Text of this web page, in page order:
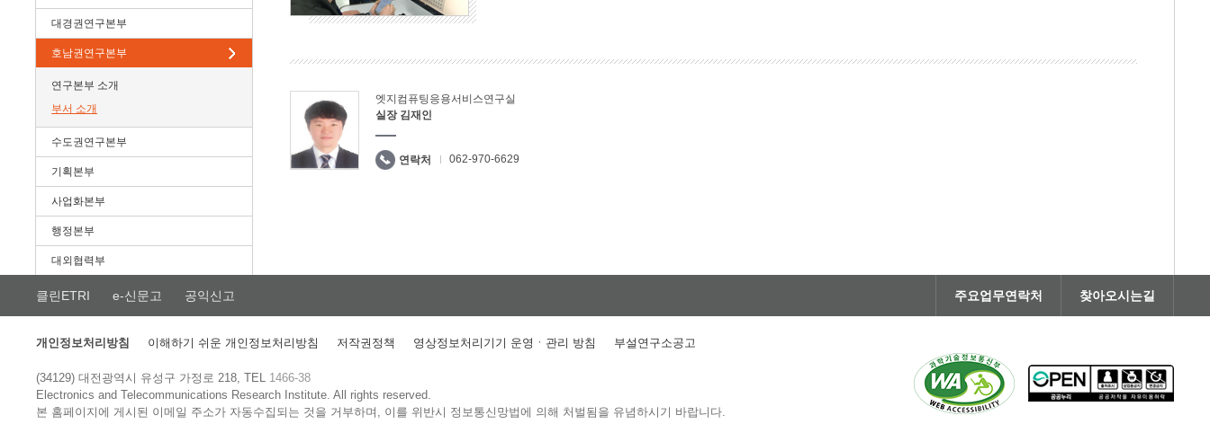
대경권연구본부
호남권연구본부
연구본부 소개
부서 소개
수도권연구본부
기획본부
사업화본부
행정본부
대외협력부
엣지컴퓨팅응용서비스연구실
실장 김재인
연락처 062-970-6629
클린ETRI e-신문고 공익신고 주요업무연락처 찾아오시는길
개인정보처리방침 이해하기 쉬운 개인정보처리방침 저작권정책 영상정보처리기기 운영ㆍ관리 방침 부설연구소공고
(34129) 대전광역시 유성구 가정로 218, TEL 1466-38
Electronics and Telecommunications Research Institute.All rights reserved.
본 홈페이지에 게시된 이메일 주소가 자동수집되는 것을 거부하며, 이를 위반시 정보통신망법에 의해 처벌됨을 유념하시기 바랍니다.